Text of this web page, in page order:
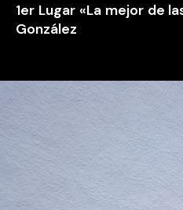
1er Lugar «La mejor de
González